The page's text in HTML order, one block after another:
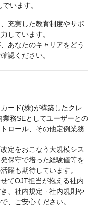
います。
充実した教育制度やサポ
しています。
あなたのキャリアをどう
認ください。
ード(株)が構築したクレ
務SEとしてユーザーとの
ロール、その他定例業務
定をおこなう大規模シス
保守で培った経験値等を
躍も期待しています。
てOJT担当が抱える社内
、社内規定・社内規則や
、ご安心ください。